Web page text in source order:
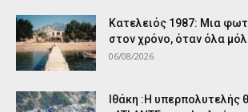
Κατελειός 1987: Μια
στον χρόνο, όταν όλα
06/08/2026
Ιθάκη :Η υπερπολυτελής